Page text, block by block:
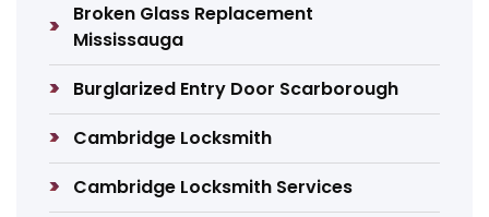
Broken Glass Replacement
Mississauga
Burglarized Entry Door Scarborough
Cambridge Locksmith
Cambridge Locksmith Services